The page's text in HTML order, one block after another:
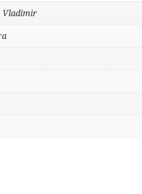
Vladimir